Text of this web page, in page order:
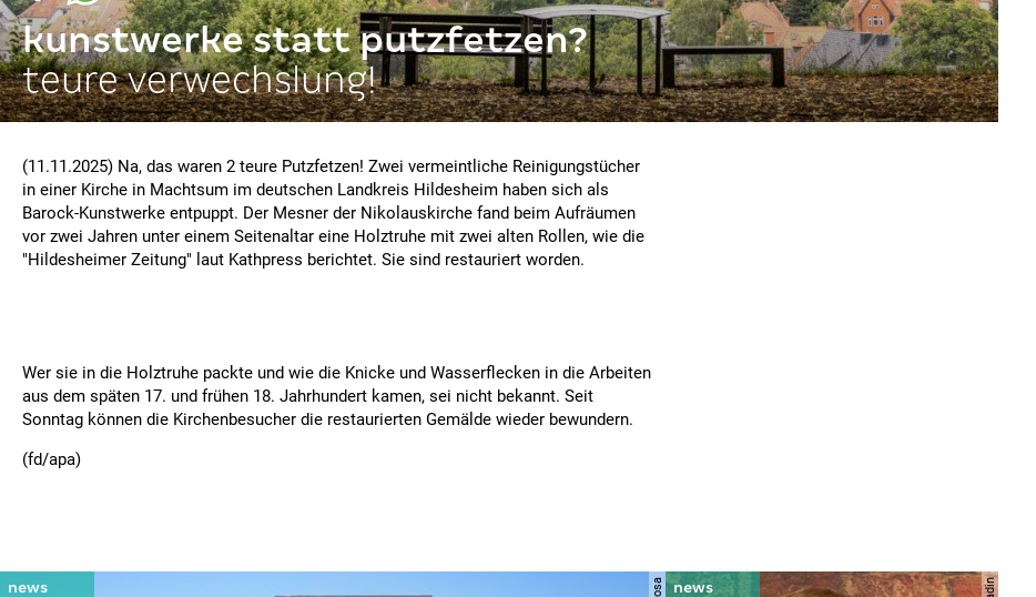
kunstwerke statt putzfetzen?
teure verwechslung!
(11.11.2025) Na, das waren 2 teure Putzfetzen! Zwei vermeintliche Reinigungstücher
in einer Kirche in Machtsum im deutschen Landkreis Hildesheim haben sich als
Barock-Kunstwerke entpuppt. Der Mesner der Nikolauskirche fand beim Aufräumen
vor zwei Jahren unter einem Seitenaltar eine Holztruhe mit zwei alten Rollen, wie die
"Hildesheimer Zeitung" laut Kathpress berichtet. Sie sind restauriert worden.
Wer sie in die Holztruhe packte und wie die Knicke und Wasserflecken in die Arbeiten
aus dem späten 17. und frühen 18. Jahrhundert kamen, sei nicht bekannt. Seit
Sonntag können die Kirchenbesucher die restaurierten Gemälde wieder bewundern.
(fd/apa)